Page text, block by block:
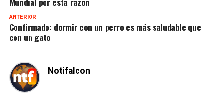
ANTERIOR
Confirmado: dormir con un perro es más saludable que
con un gato
Notifalcon